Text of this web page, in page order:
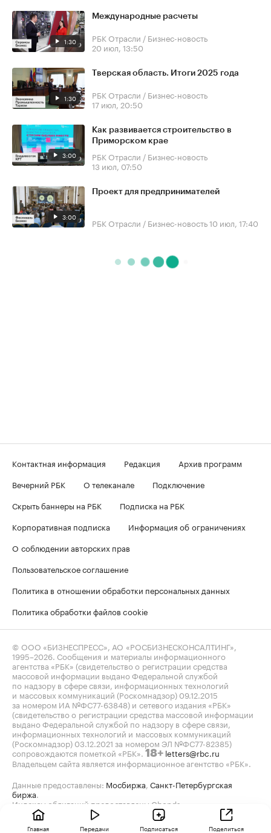
1:30
Международные расчеты
РБК Отрасли / Бизнес-новость
20 июл, 13:50
1:30
Тверская область. Итоги 2025 года
РБК Отрасли / Бизнес-новость
17 июл, 20:50
3:00
Как развивается строительство в
Приморском крае
РБК Отрасли / Бизнес-новость
13 июл, 07:50
3:00
Проект для предпринимателей
РБК Отрасли / Бизнес-новость10 июл, 17:40
Контактная информация Редакция
Архив программ
Вечерний РБК
О телеканале
Подключение
Скрыть баннеры на РБК
Подписка на РБК
Корпоративная подписка
Информация об ограничениях
О соблюдении авторских прав
Пользовательское соглашение
Политика в отношении обработки персональных данных
Политика обработки файлов cookie
© ООО «БИЗНЕСПРЕСС», АО «РОСБИЗНЕСКОНСАЛТИНГ»,
1995–2026 . Сообщения и материалы информационного
агентства «РБК» (свидетельство о регистрации средства
массовой информации выдано Федеральной службой
по надзору в сфере связи, информационных технологий
и массовых коммуникаций (Роскомнадзор) 09.12.2015
за номером ИА №ФС77-63848) и сетевого издания «РБК»
(свидетельство о регистрации средства массовой информации
выдано Федеральной службой по надзору в сфере связи,
информационных технологий и массовых коммуникаций
(Роскомнадзор) 03.12.2021 за номером ЭЛ №ФС77-82385)
сопровождаются пометкой «РБК». 18+ letters@rbc.ru
Владельцем сайта является информационное агентство «РБК».
Данные предоставлены: Мосбиржа Санкт-Петербургская
биржа
Индексы облигаций предоставлены Cbonds.
Главная Передачи Подписаться Поделиться